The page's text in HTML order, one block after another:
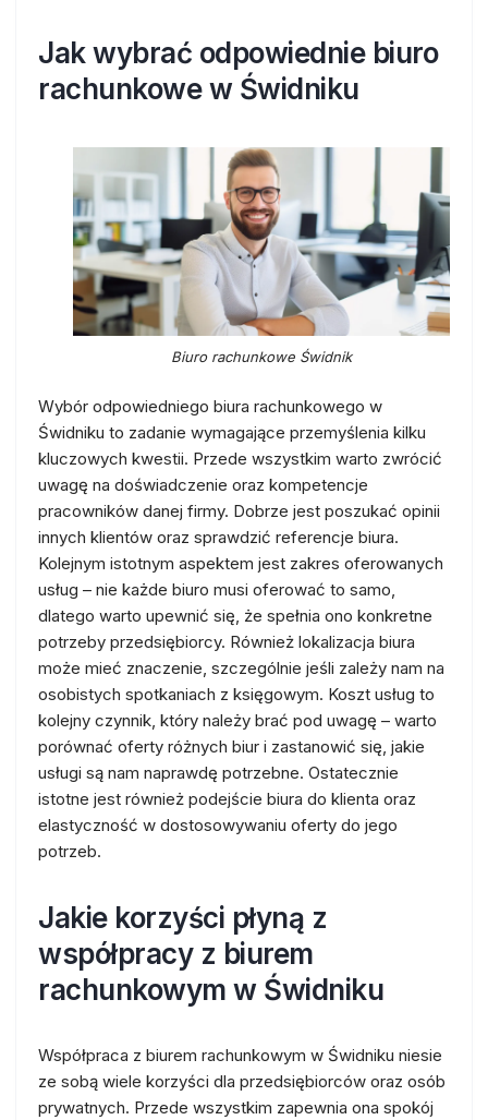
Jak wybrać odpowiednie biuro
rachunkowe w Świdniku
Biuro rachunkowe Świdnik
Wybór odpowiedniego biura rachunkowego w
Świdniku to zadanie wymagające przemyślenia kilku
kluczowych kwestii. Przede wszystkim warto zwrócić
uwagę na doświadczenie oraz kompetencje
pracowników danej firmy. Dobrze jest poszukać opinii
innych klientów oraz sprawdzić referencje biura.
Kolejnym istotnym aspektem jest zakres oferowanych
usług – nie każde biuro musi oferować to samo,
dlatego warto upewnić się, że spełnia ono konkretne
potrzeby przedsiębiorcy. Również lokalizacja biura
może mieć znaczenie, szczególnie jeśli zależy nam na
osobistych spotkaniach z księgowym. Koszt usług to
kolejny czynnik, który należy brać pod uwagę – warto
porównać oferty różnych biur i zastanowić się, jakie
usługi są nam naprawdę potrzebne. Ostatecznie
istotne jest również podejście biura do klienta oraz
elastyczność w dostosowywaniu oferty do jego
potrzeb.
Jakie korzyści płyną z
współpracy z biurem
rachunkowym w Świdniku
Współpraca z biurem rachunkowym w Świdniku niesie
ze sobą wiele korzyści dla przedsiębiorców oraz osób
prywatnych. Przede wszystkim zapewnia ona spokój